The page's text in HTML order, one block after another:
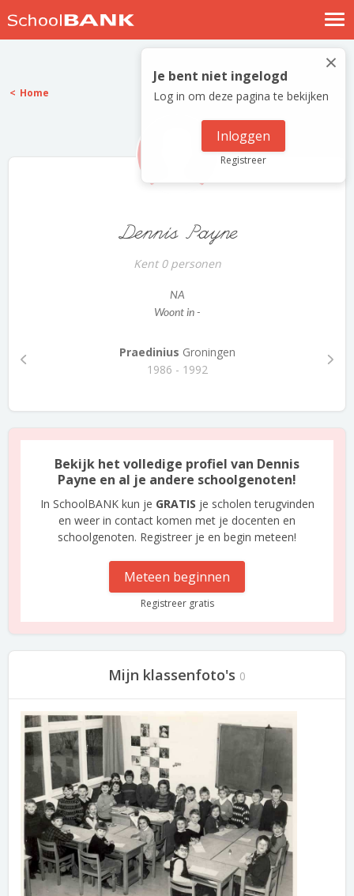
Nostalgische verhalen
Log in
Meld je gratis aan
×
Je bent niet ingelogd
Log in om deze pagina te bekijken
Inloggen
Registreer
Home
Dennis Payne
Kent 0 personen
NA
Woont in -
Praedinius Groningen
1986 - 1992
Bekijk het volledige profiel van Dennis
Payne en al je andere schoolgenoten!
In SchoolBANK kun je GRATIS je scholen terugvinden
en weer in contact komen met je docenten en
schoolgenoten. Registreer je en begin meteen!
Meteen beginnen
Registreer gratis
Mijn klassenfoto's 0